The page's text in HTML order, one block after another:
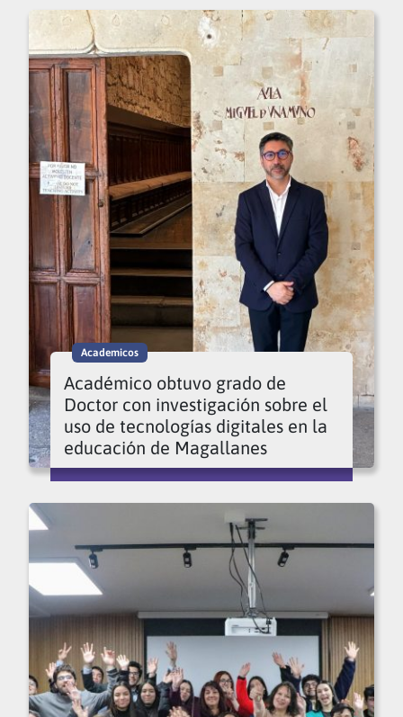
Academicos
Académico obtuvo grado de
Doctor con investigación sobre el
uso de tecnologías digitales en la
educación de Magallanes